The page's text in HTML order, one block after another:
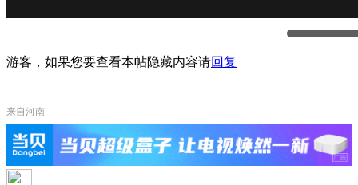
游客，如果您要查看本帖隐藏内容请回复
来自河南